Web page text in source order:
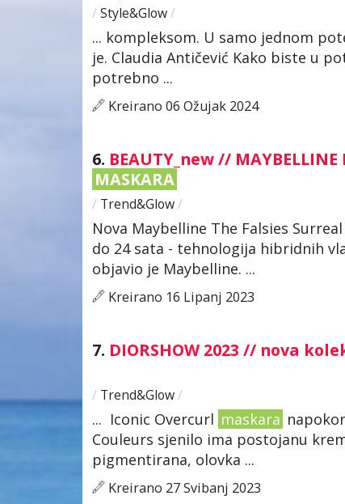
/ Style&Glow/
... kompleksom. U samo jednom
je. Claudia Antičević Kako biste u
potrebno ...
Kreirano 06 Ožujak 2024
6. BEAUTY_new // MAYBELLINE
MASKARA
/ Trend&Glow/
Nova Maybelline The Falsies
do 24 sata - tehnologija hibridnih
objavio je Maybelline. ...
Kreirano 16 Lipanj 2023
7. DIORSHOW 2023 // nova
/ Trend&Glow/
... Iconic Overcurl maskara
Couleurs sjenilo ima postojanu
pigmentirana, olovka ...
Kreirano 27 Svibanj 2023